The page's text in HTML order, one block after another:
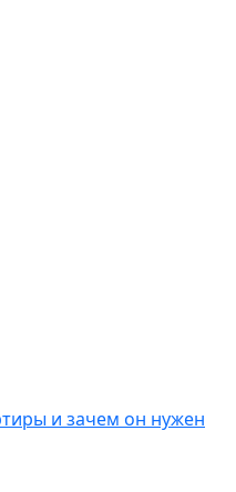
и зачем он нужен